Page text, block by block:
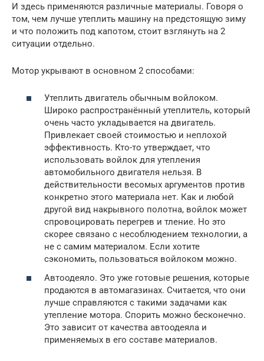
И здесь применяются различные материалы. Говоря о
том, чем лучше утеплить машину на предстоящую зиму
и что положить под капотом, стоит взглянуть на 2
ситуации отдельно.
Мотор укрывают в основном 2 способами:
Утеплить двигатель обычным войлоком.
Широко распространённый утеплитель, который
очень часто укладывается на двигатель.
Привлекает своей стоимостью и неплохой
эффективность. Кто-то утверждает, что
использовать войлок для утепления
автомобильного двигателя нельзя. В
действительности весомых аргументов против
конкретно этого материала нет. Как и любой
другой вид накрывного полотна, войлок может
спровоцировать перегрев и тление. Но это
скорее связано с несоблюдением технологии, а
не с самим материалом. Если хотите
сэкономить, пользоваться войлоком можно.
Автоодеяло. Это уже готовые решения, которые
продаются в автомагазинах. Считается, что они
лучше справляются с такими задачами как
утепление мотора. Спорить можно бесконечно.
Это зависит от качества автоодеяла и
применяемых в его составе материалов.